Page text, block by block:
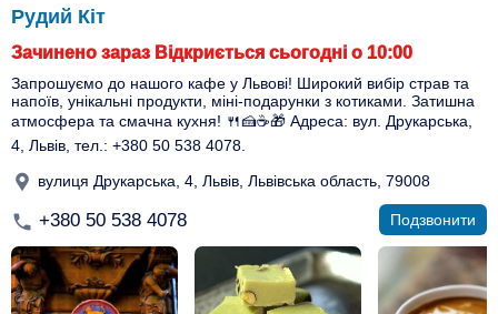
Рудий Кіт
Зачинено зараз Відкриється сьогодні о 10:00
Запрошуємо до нашого кафе у Львові! Широкий вибір страв та
напоїв, унікальні продукти, міні-подарунки з котиками. Затишна
атмосфера та смачна кухня! 🍴🍰☕️🎁 Адреса: вул. Друкарська,
4, Львів, тел.: +380 50 538 4078.
вулиця Друкарська, 4, Львів, Львівська область, 79008
+380 50 538 4078 Подзвонити